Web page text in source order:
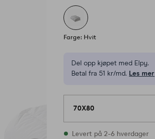
Farge: Hvit
Del opp kjøpet med Elpy.
Betal fra 51 kr/md. Les mer
70X80
På lager
Levert på 2-6 hverdager